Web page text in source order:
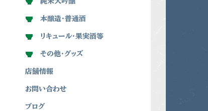
本醸造・普通酒
リキュール・果実酒等
その他・グッズ
店舗情報
お問い合わせ
ブログ